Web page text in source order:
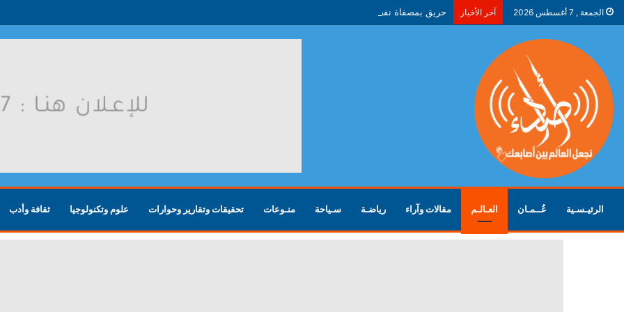
الجمعة , 7 أغسطس 2026 آخر الأخبار حريق بمصفاة نفط في ياروسلافل الروسية بعد هجوم أوكراني
الرئيـسـية عُــمـان العـالـم مقالات وآراء رياضـة سـياحة منـوعات تحقيقات وتقارير وحوارات علوم وتكنولوجيا ثقافة وأدب